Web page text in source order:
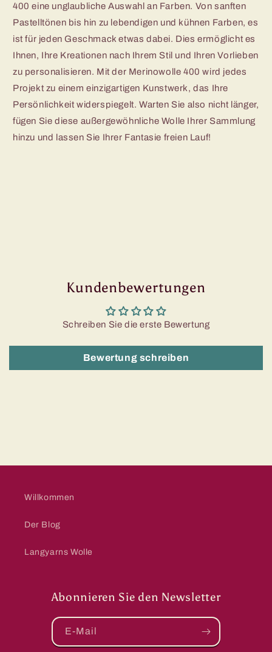
400 eine unglaubliche Auswahl an Farben. Von sanften
Pastelltönen bis hin zu lebendigen und kühnen Farben, es
ist für jeden Geschmack etwas dabei. Dies ermöglicht es
Ihnen, Ihre Kreationen nach Ihrem Stil und Ihren Vorlieben
zu personalisieren. Mit der Merinowolle 400 wird jedes
Projekt zu einem einzigartigen Kunstwerk, das Ihre
Persönlichkeit widerspiegelt. Warten Sie also nicht länger,
fügen Sie diese außergewöhnliche Wolle Ihrer Sammlung
hinzu und lassen Sie Ihrer Fantasie freien Lauf!
Kundenbewertungen
Schreiben Sie die erste Bewertung
Bewertung schreiben
Willkommen
Der Blog
Langyarns Wolle
Abonnieren Sie den Newsletter
E-Mail